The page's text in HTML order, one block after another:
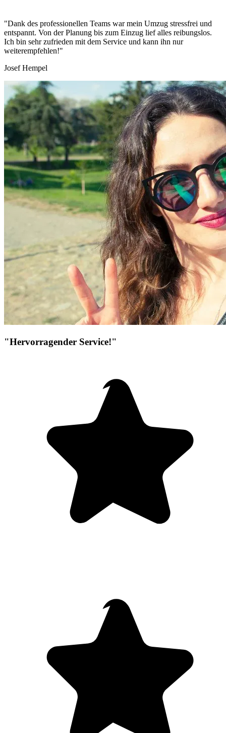
"Dank des professionellen Teams war mein Umzug stressfrei und
entspannt. Von der Planung bis zum Einzug lief alles reibungslos.
Ich bin sehr zufrieden mit dem Service und kann ihn nur
weiterempfehlen!"
Josef Hempel
"Hervorragender Service!"